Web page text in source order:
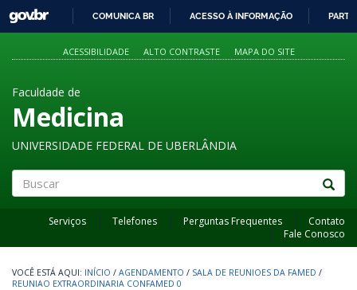
PARA
O
GOVBR
COMUNICA BR ACESSO À INFORMAÇÃO
ACESSIBILIDADE ALTO CONTRASTE MAPA DO SITE
Faculdade de
Medicina
UNIVERSIDADE FEDERAL DE UBERLÂNDIA
Serviços Telefones Perguntas Frequentes
Contato
Fale Conosco
INÍCIO / AGENDAMENTO / SALA DE REUNIOES DA FAMED /
REUNIAO EXTRAORDINARIA CONFAMED 0